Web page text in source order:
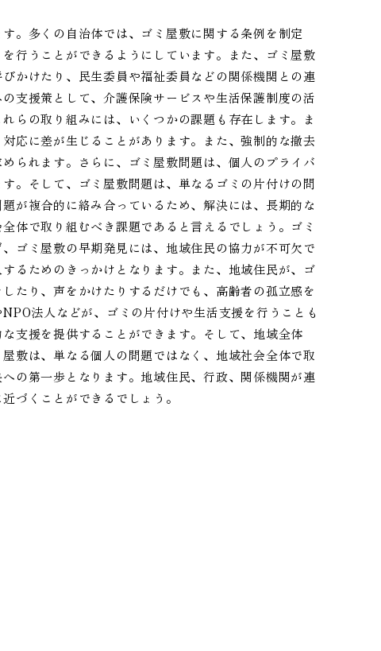
。多くの自治体では、ゴミ屋敷に関する条例を制定
行うことができるようにしています。また、ゴミ屋敷
かけたり、民生委員や福祉委員などの関係機関との連
支援策として、介護保険サービスや生活保護制度の活
らの取り組みには、いくつかの課題も存在します。ま
応に差が生じることがあります。また、強制的な撤去
られます。さらに、ゴミ屋敷問題は、個人のプライバ
。そして、ゴミ屋敷問題は、単なるゴミの片付けの問
が複合的に絡み合っているため、解決には、長期的な
体で取り組むべき課題であると言えるでしょう。ゴミ
ゴミ屋敷の早期発見には、地域住民の協力が不可欠で
るためのきっかけとなります。また、地域住民が、ゴ
たり、声をかけたりするだけでも、高齢者の孤立感を
法人などが、ゴミの片付けや生活支援を行うことも
支援を提供することができます。そして、地域全体
敷は、単なる個人の問題ではなく、地域社会全体で取
の第一歩となります。地域住民、行政、関係機関が連
づくことができるでしょう。